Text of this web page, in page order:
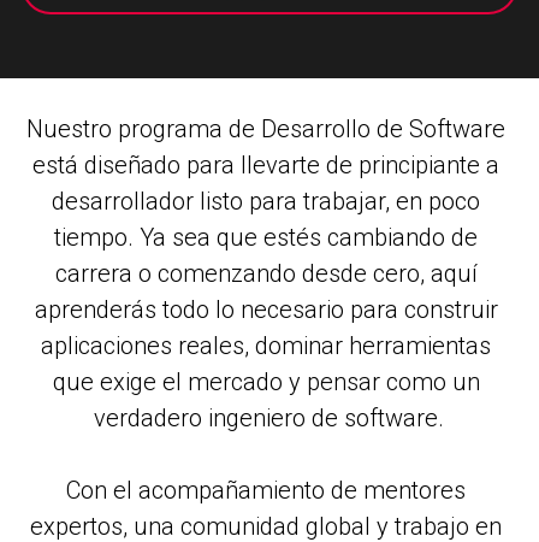
Nuestro programa de Desarrollo de Software
está diseñado para llevarte de principiante a
desarrollador listo para trabajar, en poco
tiempo. Ya sea que estés cambiando de
carrera o comenzando desde cero, aquí
aprenderás todo lo necesario para construir
aplicaciones reales, dominar herramientas
que exige el mercado y pensar como un
verdadero ingeniero de software.
Con el acompañamiento de mentores
expertos, una comunidad global y trabajo en